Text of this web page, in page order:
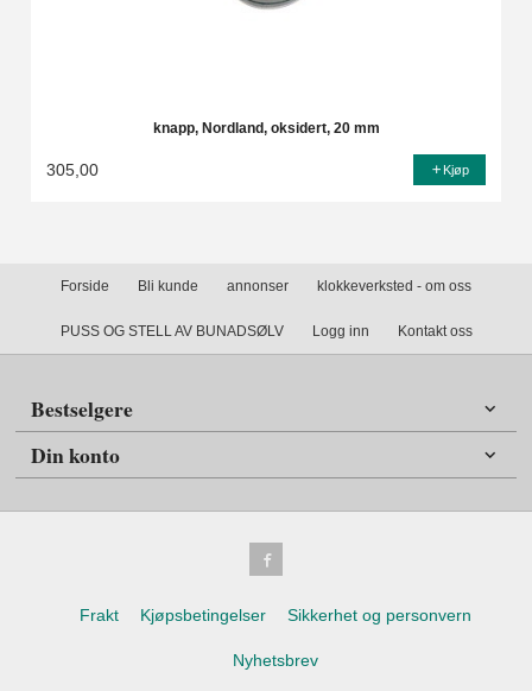
knapp, Nordland, oksidert, 20 mm
305,00 Kjøp
Forside Bli kunde annonser klokkeverksted - om oss
PUSS OG STELL AV BUNADSØLV Logg inn Kontakt oss
Bestselgere
Din konto
Frakt Kjøpsbetingelser Sikkerhet og personvern
Nyhetsbrev